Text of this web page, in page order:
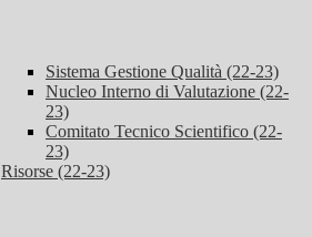
Sistema Gestione Qualità (22-23)
Nucleo Interno di Valutazione (22-
23)
Comitato Tecnico Scientifico (22-
23)
Risorse (22-23)